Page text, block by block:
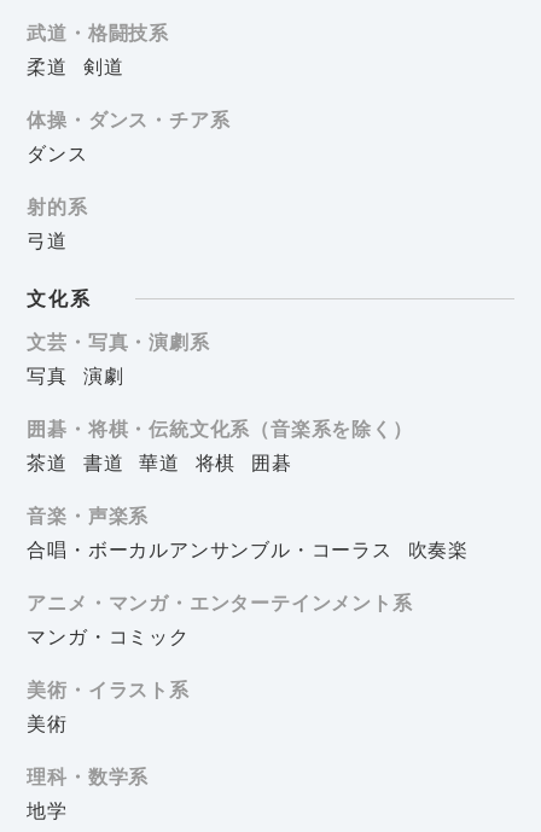
武道・格闘技系
柔道
剣道
体操・ダンス・チア系
ダンス
射的系
弓道
文化系
文芸・写真・演劇系
写真
演劇
囲碁・将棋・伝統文化系（音楽系を除く）
茶道
書道 華道 将棋
囲碁
音楽・声楽系
合唱・ボーカルアンサンブル・コーラス
吹奏楽
アニメ・マンガ・エンターテインメント系
マンガ・コミック
美術・イラスト系
美術
理科・数学系
地学